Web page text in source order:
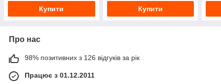
Купити Купити
Про нас
98% позитивних з 126 відгуків за рік
Працює з 01.12.2011